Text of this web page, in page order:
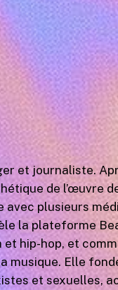
et journaliste.
de l’œuvre
plusieurs
la plateforme
hip-hop, et
Elle fonde
et sexuelles,